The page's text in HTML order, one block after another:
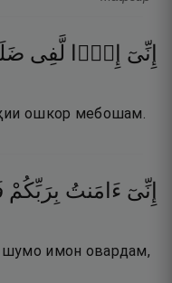
إِنِّىٓ إِذًۭا لَّفِى
ошкор мебошам.
إِنِّىٓ ءَامَنتُ بِرَبِّكُمْ
шумо имон овардам,